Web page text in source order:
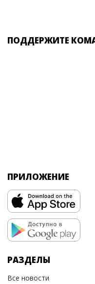
ПОДДЕРЖИТЕ
ПРИЛОЖЕНИЕ
РАЗДЕЛЫ
Все новости